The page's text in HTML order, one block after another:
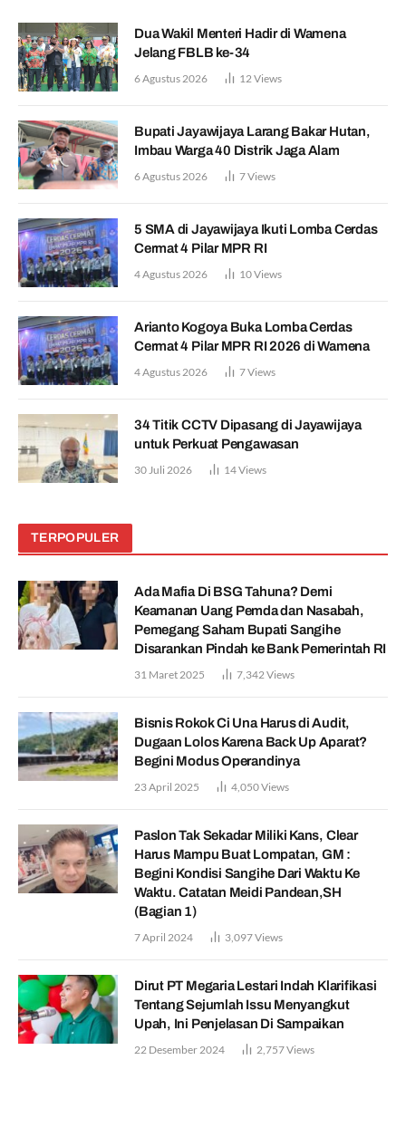
Dua Wakil Menteri Hadir di Wamena
Jelang FBLB ke-34
6 Agustus 2026 12 Views
Bupati Jayawijaya Larang Bakar Hutan,
Imbau Warga 40 Distrik Jaga Alam
6 Agustus 2026 7Views
5 SMA di Jayawijaya Ikuti Lomba Cerdas
Cermat 4 Pilar MPR RI
4 Agustus 2026 10Views
Arianto Kogoya Buka Lomba Cerdas
Cermat 4 Pilar MPR RI 2026 di Wamena
4 Agustus 2026 7Views
34 Titik CCTV Dipasang di Jayawijaya
untuk Perkuat Pengawasan
30 Juli 2026 14Views
TERPOPULER
Ada Mafia Di BSG Tahuna? Demi
Keamanan Uang Pemda dan Nasabah,
Pemegang Saham Bupati Sangihe
Disarankan Pindah ke Bank Pemerintah RI
31 Maret 2025 7,342 Views
Bisnis Rokok Ci Una Harus di Audit,
Dugaan Lolos Karena Back Up Aparat?
Begini Modus Operandinya
23 April 2025 4,050Views
Paslon Tak Sekadar Miliki Kans, Clear
Harus Mampu Buat Lompatan, GM :
Begini Kondisi Sangihe Dari Waktu Ke
Waktu. Catatan Meidi Pandean,SH
(Bagian 1)
7 April 2024 3,097Views
Dirut PT Megaria Lestari Indah Klarifikasi
Tentang Sejumlah Issu Menyangkut
Upah, Ini Penjelasan Di Sampaikan
22 Desember 2024 2,757Views